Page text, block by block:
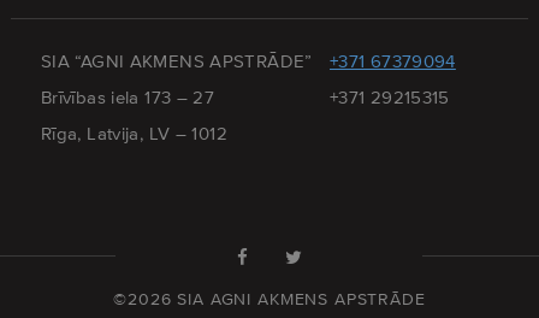
SIA “AGNI AKMENS APSTRĀDE”
Brīvības iela 173 – 27
Rīga, Latvija, LV – 1012
+371 67379094
+371 29215315
©2026 SIA AGNI AKMENS APSTRĀDE